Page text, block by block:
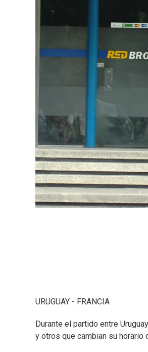
URUGUAY - FRANCIA
Durante el partido entre
y otros que cambian su horario